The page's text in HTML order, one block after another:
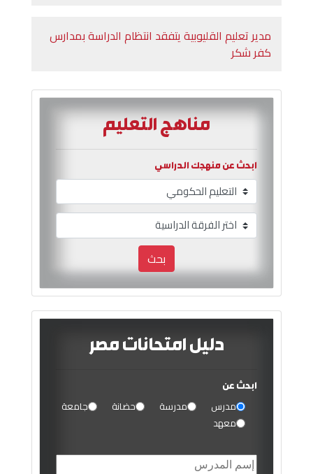
مدير تعليم القليوبية يتفقد انتظام الدراسة بمدارس
كفر شكر
مناهج التعليم
ابحث عن منهجك الدراسي
بحث
دليل امتحانات مصر
ابحث عن
مدرس مدرسة حضانة
جامعة
معهد